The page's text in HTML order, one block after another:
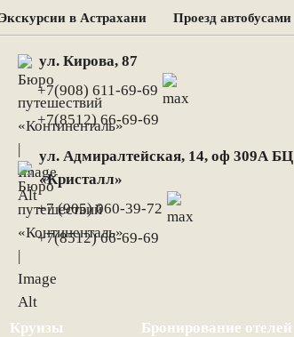
Экскурсии в Астрахани Проезд автобусами
ул. Кирова, 87
+7(908) 611-69-69
+7(8512) 66-69-69
ул. Адмиралтейская, 14, оф 309А БЦ
«Кристалл»
+7 (905) 060-39-72
+7(8512) 66-69-69
Круизы Бронирование отелей